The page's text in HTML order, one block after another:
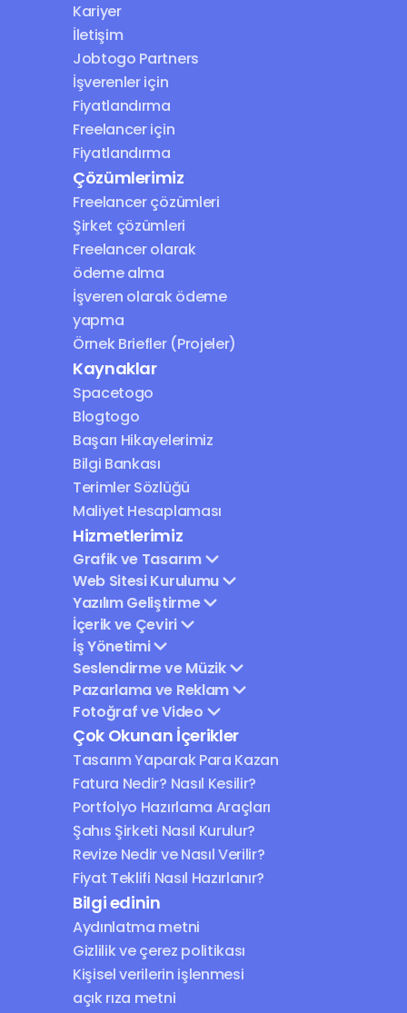
Kariyer
İletişim
Jobtogo Partners
İşverenler için
Fiyatlandırma
Freelancer için
Fiyatlandırma
Çözümlerimiz
Freelancer çözümleri
Şirket çözümleri
Freelancer olarak
ödeme alma
İşveren olarak ödeme
yapma
Örnek Briefler (Projeler)
Kaynaklar
Spacetogo
Blogtogo
Başarı Hikayelerimiz
Bilgi Bankası
Terimler Sözlüğü
Maliyet Hesaplaması
Hizmetlerimiz
Grafik ve Tasarım
Web Sitesi Kurulumu
Yazılım Geliştirme
İçerik ve Çeviri
İş Yönetimi
Seslendirme ve Müzik
Pazarlama ve Reklam
Fotoğraf ve Video
Çok Okunan İçerikler
Tasarım Yaparak Para Kazan
Fatura Nedir? Nasıl Kesilir?
Portfolyo Hazırlama Araçları
Şahıs Şirketi Nasıl Kurulur?
Revize Nedir ve Nasıl Verilir?
Fiyat Teklifi Nasıl Hazırlanır?
Bilgi edinin
Aydınlatma metni
Gizlilik ve çerez politikası
Kişisel verilerin işlenmesi
açık rıza metni